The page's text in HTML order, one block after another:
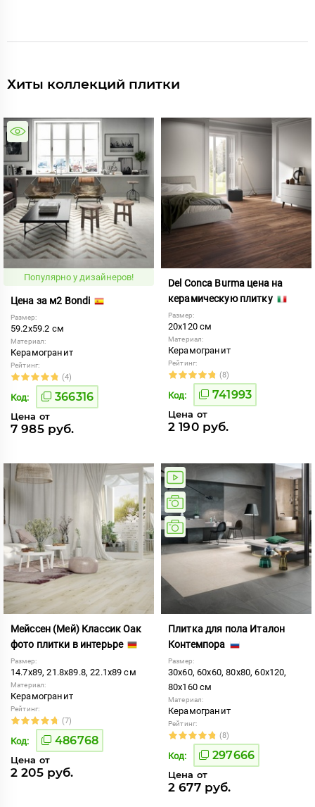
Хиты коллекций плитки
Популярно у дизайнеров!
Цена за м2 Bondi
Размер:
59.2x59.2 см
Материал:
Керамогранит
Рейтинг:
(4)
Код: 366316
Цена от
7 985 руб.
Del Conca Burma цена на
керамическую плитку
Размер:
20x120 см
Материал:
Керамогранит
Рейтинг:
(8)
Код: 741993
Цена от
2 190 руб.
Мейссен (Мей) Классик Оак
фото плитки в интерьре
Размер:
14.7x89, 21.8x89.8, 22.1x89 см
Материал:
Керамогранит
Рейтинг:
(7)
Код: 486768
Цена от
2 205 руб.
Плитка для пола Италон
Контемпора
Размер:
30x60, 60x60, 80x80, 60x120,
80x160 см
Материал:
Керамогранит
Рейтинг:
(8)
Код: 297666
Цена от
2 677 руб.